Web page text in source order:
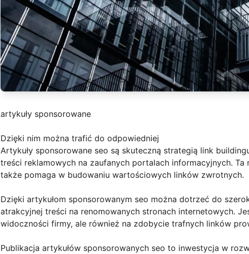
artykuły sponsorowane
Dzięki nim można trafić do odpowiedniej
Artykuły sponsorowane seo są skuteczną strategią link
treści reklamowych na zaufanych portalach informacyjnych.
także pomaga w budowaniu wartościowych linków zwrotnych.
Dzięki artykułom sponsorowanym seo można dotrzeć do
atrakcyjnej treści na renomowanych stronach internetowych.
widoczności firmy, ale również na zdobycie trafnych linków
Publikacja artykułów sponsorowanych seo to inwestycja w